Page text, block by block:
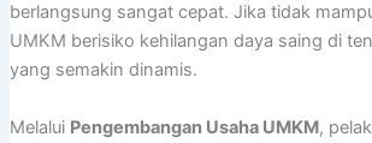
berlangsung sangat cepat. Jika tidak
UMKM berisiko kehilangan daya saing di
yang semakin dinamis.
Melalui Pengembangan Usaha UMKM,